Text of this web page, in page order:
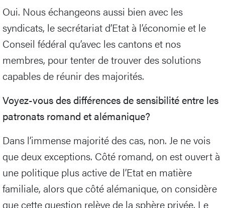
Oui. Nous échangeons aussi bien avec les
syndicats, le secrétariat d’Etat à l’économie et le
Conseil fédéral qu’avec les cantons et nos
membres, pour tenter de trouver des solutions
capables de réunir des majorités.
Voyez-vous des différences de sensibilité entre les
patronats romand et alémanique?
Dans l’immense majorité des cas, non. Je ne vois
que deux exceptions. Côté romand, on est ouvert à
une politique plus active de l’Etat en matière
familiale, alors que côté alémanique, on considère
que cette question relève de la sphère privée. Le